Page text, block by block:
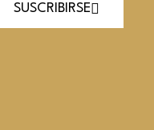
SUSCRIBIRSE